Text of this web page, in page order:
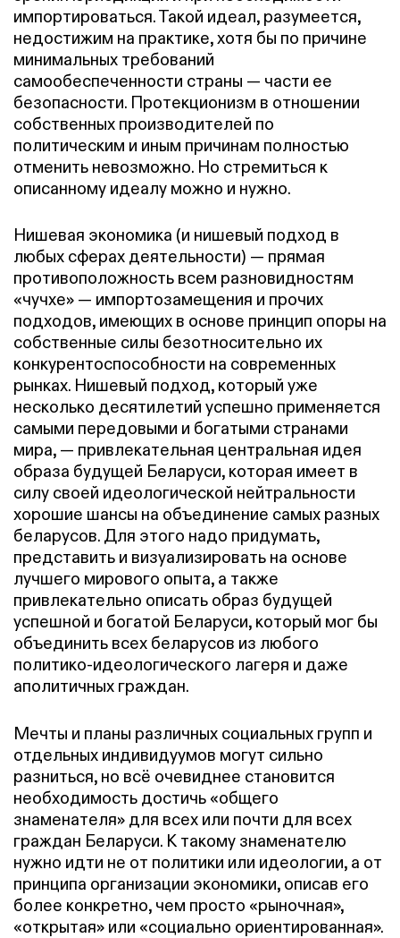
импортироваться. Такой идеал, разумеется,
недостижим на практике, хотя бы по причине
минимальных требований
самообеспеченности страны — части ее
безопасности. Протекционизм в отношении
собственных производителей по
политическим и иным причинам полностью
отменить невозможно. Но стремиться к
описанному идеалу можно и нужно.
Нишевая экономика (и нишевый подход в
любых сферах деятельности) — прямая
противоположность всем разновидностям
«чучхе» — импортозамещения и прочих
подходов, имеющих в основе принцип опоры на
собственные силы безотносительно их
конкурентоспособности на современных
рынках. Нишевый подход, который уже
несколько десятилетий успешно применяется
самыми передовыми и богатыми странами
мира, — привлекательная центральная идея
образа будущей Беларуси, которая имеет в
силу своей идеологической нейтральности
хорошие шансы на объединение самых разных
беларусов. Для этого надо придумать,
представить и визуализировать на основе
лучшего мирового опыта, а также
привлекательно описать образ будущей
успешной и богатой Беларуси, который мог бы
объединить всех беларусов из любого
политико-идеологического лагеря и даже
аполитичных граждан.
Мечты и планы различных социальных групп и
отдельных индивидуумов могут сильно
разниться, но всё очевиднее становится
необходимость достичь «общего
знаменателя» для всех или почти для всех
граждан Беларуси. К такому знаменателю
нужно идти не от политики или идеологии, а от
принципа организации экономики, описав его
более конкретно, чем просто «рыночная»,
«открытая» или «социально ориентированная».